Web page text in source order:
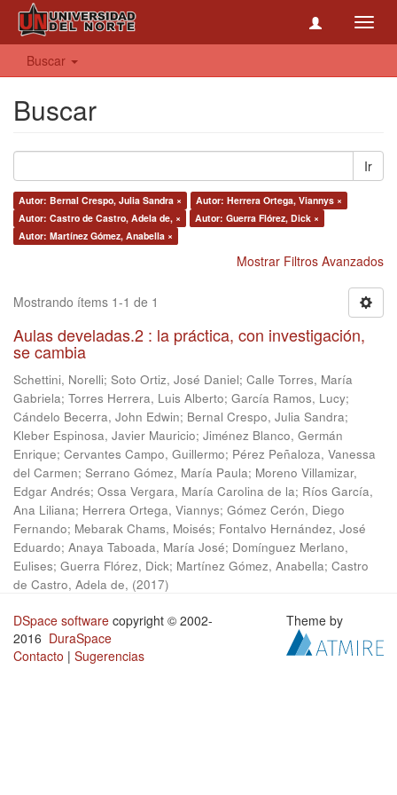
Buscar
Buscar
Ir
Autor: Bernal Crespo, Julia Sandra ×
Autor: Herrera Ortega, Viannys ×
Autor: Castro de Castro, Adela de, ×
Autor: Guerra Flórez, Dick ×
Autor: Martínez Gómez, Anabella ×
Mostrar Filtros Avanzados
Mostrando ítems 1-1 de 1
Aulas develadas.2 : la práctica, con investigación,
se cambia
Schettini, Norelli; Soto Ortiz, José Daniel; Calle Torres, María
Gabriela; Torres Herrera, Luis Alberto; García Ramos, Lucy;
Cándelo Becerra, John Edwin; Bernal Crespo, Julia Sandra;
Kleber Espinosa, Javier Mauricio; Jiménez Blanco, Germán
Enrique; Cervantes Campo, Guillermo; Pérez Peñaloza, Vanessa
del Carmen; Serrano Gómez, María Paula; Moreno Villamizar,
Edgar Andrés; Ossa Vergara, María Carolina de la; Ríos García,
Ana Liliana; Herrera Ortega, Viannys; Gómez Cerón, Diego
Fernando; Mebarak Chams, Moisés; Fontalvo Hernández, José
Eduardo; Anaya Taboada, María José; Domínguez Merlano,
Eulises; Guerra Flórez, Dick; Martínez Gómez, Anabella; Castro
de Castro, Adela de, (2017)
DSpace software copyright © 2002-
2016 DuraSpace
Contacto | Sugerencias
Theme by